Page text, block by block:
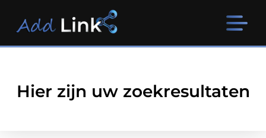
Hier zijn uw zoekresultaten